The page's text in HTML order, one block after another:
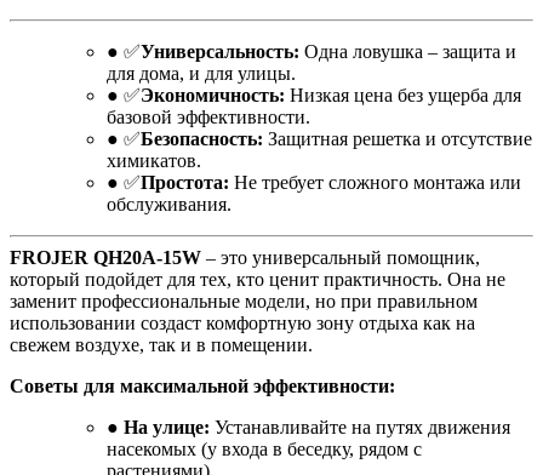
● ✅Универсальность: Одна ловушка – защита и
для дома, и для улицы.
● ✅Экономичность: Низкая цена без ущерба для
базовой эффективности.
● ✅Безопасность: Защитная решетка и отсутствие
химикатов.
● ✅Простота: Не требует сложного монтажа или
обслуживания.
FROJER QH20A-15W – это универсальный помощник,
который подойдет для тех, кто ценит практичность. Она не
заменит профессиональные модели, но при правильном
использовании создаст комфортную зону отдыха как на
свежем воздухе, так и в помещении.
Советы для максимальной эффективности:
● На улице: Устанавливайте на путях движения
насекомых (у входа в беседку, рядом с
растениями).